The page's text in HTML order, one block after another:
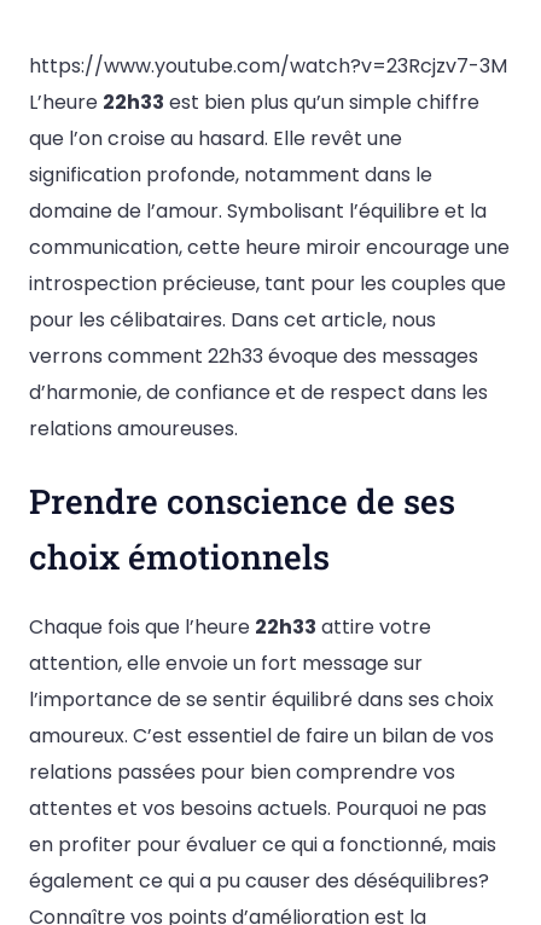
https://www.youtube.com/watch?v=23Rcjzv7-3M
L’heure 22h33 est bien plus qu’un simple chiffre
que l’on croise au hasard. Elle revêt une
signification profonde, notamment dans le
domaine de l’amour. Symbolisant l’équilibre et la
communication, cette heure miroir encourage une
introspection précieuse, tant pour les couples que
pour les célibataires. Dans cet article, nous
verrons comment 22h33 évoque des messages
d’harmonie, de confiance et de respect dans les
relations amoureuses.
Prendre conscience de ses
choix émotionnels
Chaque fois que l’heure 22h33 attire votre
attention, elle envoie un fort message sur
l’importance de se sentir équilibré dans ses choix
amoureux. C’est essentiel de faire un bilan de vos
relations passées pour bien comprendre vos
attentes et vos besoins actuels. Pourquoi ne pas
en profiter pour évaluer ce qui a fonctionné, mais
également ce qui a pu causer des déséquilibres?
Connaître vos points d’amélioration est la